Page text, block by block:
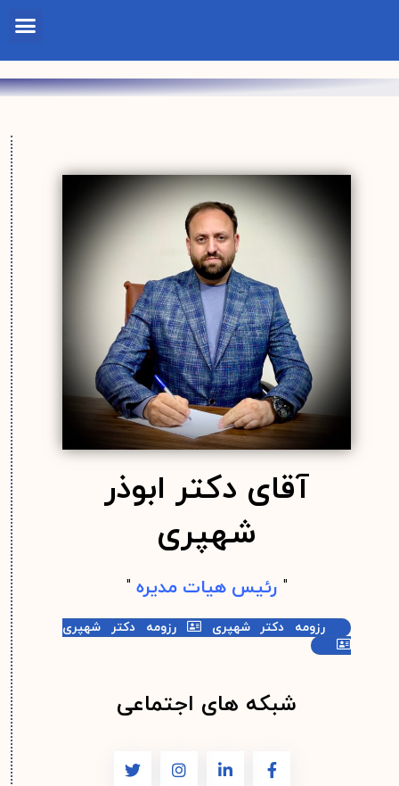
آقای دکتر ابوذر
شهپری
" رئیس هیات مدیره"
رزومه دکتر شهپری رزومه دکتر شهپری
شبکه های اجتماعی